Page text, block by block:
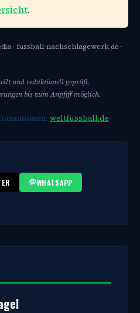
.
· fussball-nachschlagewerk.de ·
und redaktionell geprüft.
bis zum Anpfiff möglich.
weltfussball.de
WHATSAPP